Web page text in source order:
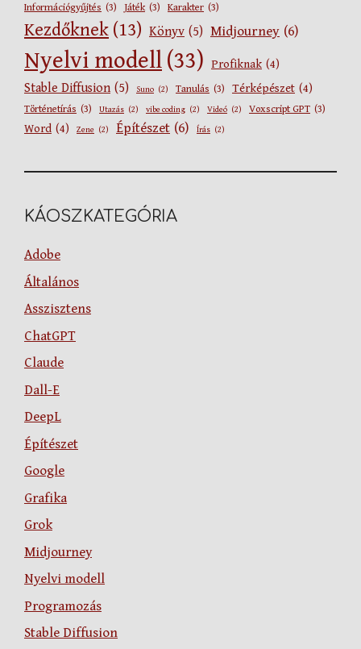
Információgyűjtés (3) Játék (3) Karakter (3)
Kezdőknek (13) Könyv (5) Midjourney (6)
Nyelvi modell (33) Profiknak (4)
Stable Diffusion (5) Suno (2) Tanulás (3) Térképészet (4)
Történetírás (3) Utazás (2) vibe coding (2) Videó (2) Voxscript GPT (3)
Word (4) Zene (2) Építészet (6) Írás (2)
KÁOSZKATEGÓRIA
Adobe
Általános
Asszisztens
ChatGPT
Claude
Dall-E
DeepL
Építészet
Google
Grafika
Grok
Midjourney
Nyelvi modell
Programozás
Stable Diffusion